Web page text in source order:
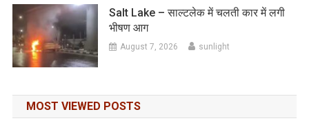
Salt Lake – साल्टलेक में चलती कार में लगी
भीषण आग
August 7, 2026 sunlight
MOST VIEWED POSTS